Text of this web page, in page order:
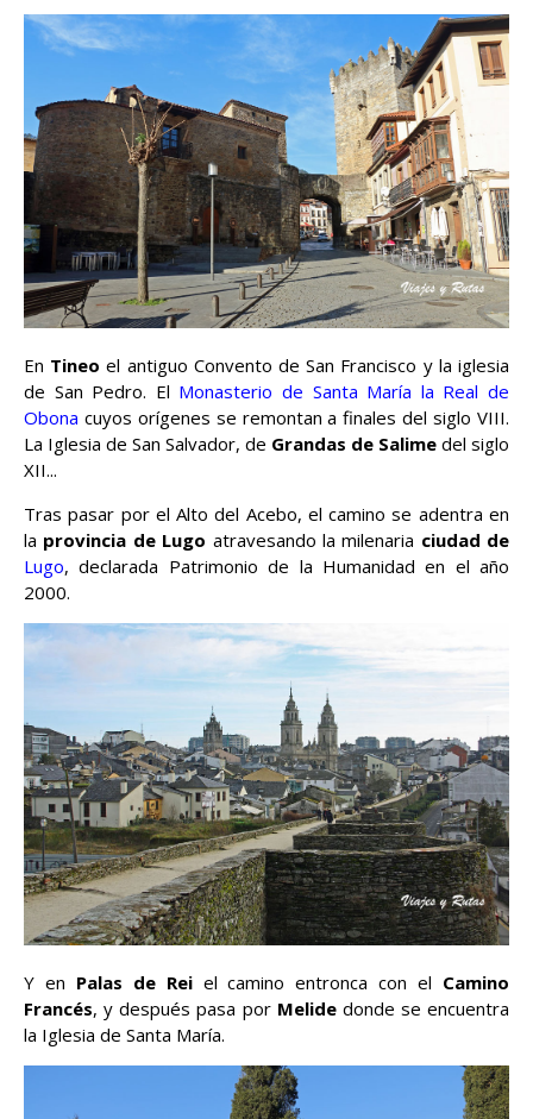
En Tineoel antiguo Convento de San Francisco y la iglesia
de San Pedro. El Monasterio de Santa María la Real de
Obona cuyos orígenes se remontan a finales del siglo VIII.
La Iglesia de San Salvador, de Grandas de Salime del siglo
XII...
Tras pasar por el Alto del Acebo, el camino se adentra en
la provincia de Lugo atravesando la milenaria ciudad de
Lugo, declarada Patrimonio de la Humanidad en el año
2000.
Y en Palas de Reiel camino entronca con el Camino
Francés, y después pasa por Melidedonde se encuentra
la Iglesia de Santa María.